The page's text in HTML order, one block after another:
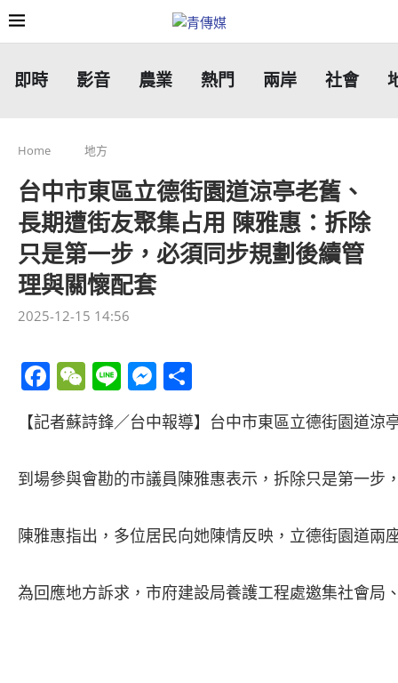
即時 影音 農業 熱門 兩岸 社會
Home 地方
台中市東區立德街園道涼亭老舊、
長期遭街友聚集占用 陳雅惠：拆除
只是第一步，必須同步規劃後續管
理與關懷配套
2025-12-15 14:56
Facebook
WeChat
LineMessenger
享
【記者蘇詩鋒／台中報導】台中市東區立德街園道
到場參與會勘的市議員陳雅惠表示，拆除只是第一
陳雅惠指出，多位居民向她陳情反映，立德街園道
為回應地方訴求，市府建設局養護工程處邀集社會局